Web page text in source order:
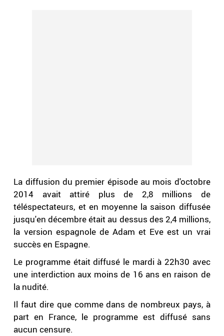
La diffusion du premier épisode au mois d'octobre
2014 avait attiré plus de 2,8 millions de
téléspectateurs, et en moyenne la saison diffusée
jusqu'en décembre était au dessus des 2,4 millions,
la version espagnole de Adam et Eve est un vrai
succès en Espagne.
Le programme était diffusé le mardi à 22h30 avec
une interdiction aux moins de 16 ans en raison de
la nudité.
Il faut dire que comme dans de nombreux pays, à
part en France, le programme est diffusé sans
aucun censure.